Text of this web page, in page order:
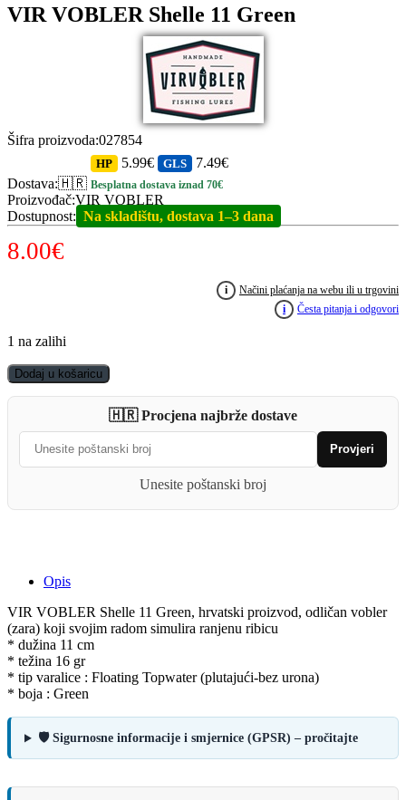
VIR VOBLER Shelle 11 Green
Šifra proizvoda:027854
Dostava:🇭🇷
HP 5.99€ GLS 7.49€
Besplatna dostava iznad 70€
Proizvođač:VIR VOBLER
Dostupnost: Na skladištu, dostava 1–3 dana
8.00€
i
Načini plaćanja na webu ili u trgovini
i
Česta pitanja i odgovori
1 na zalihi
VIR
VOBLER
Shelle
Green
quantity
Dodaj u košaricu
🇭🇷 Procjena najbrže dostave
Provjeri
Unesite poštanski broj
Opis
VIR VOBLER Shelle 11 Green, hrvatski proizvod, odličan vobler
(zara) koji svojim radom simulira ranjenu ribicu
* dužina 11 cm
* težina 16 gr
* tip varalice : Floating Topwater (plutajući-bez urona)
* boja : Green
🛡️ Sigurnosne informacije i smjernice (GPSR) – pročitajte